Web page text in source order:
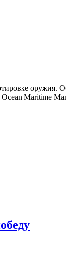
оружия. Об
Maritime